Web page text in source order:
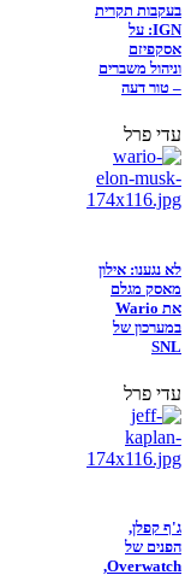
בעקבות תקרית
IGN: על
אסקפיזם
וניהול משברים
– טור דעה
עדי פרל
לא נגענו: אילון
מאסק מגלם
את Wario
במערכון של
SNL
עדי פרל
ג'ף קפלן,
הפנים של
Overwatch,